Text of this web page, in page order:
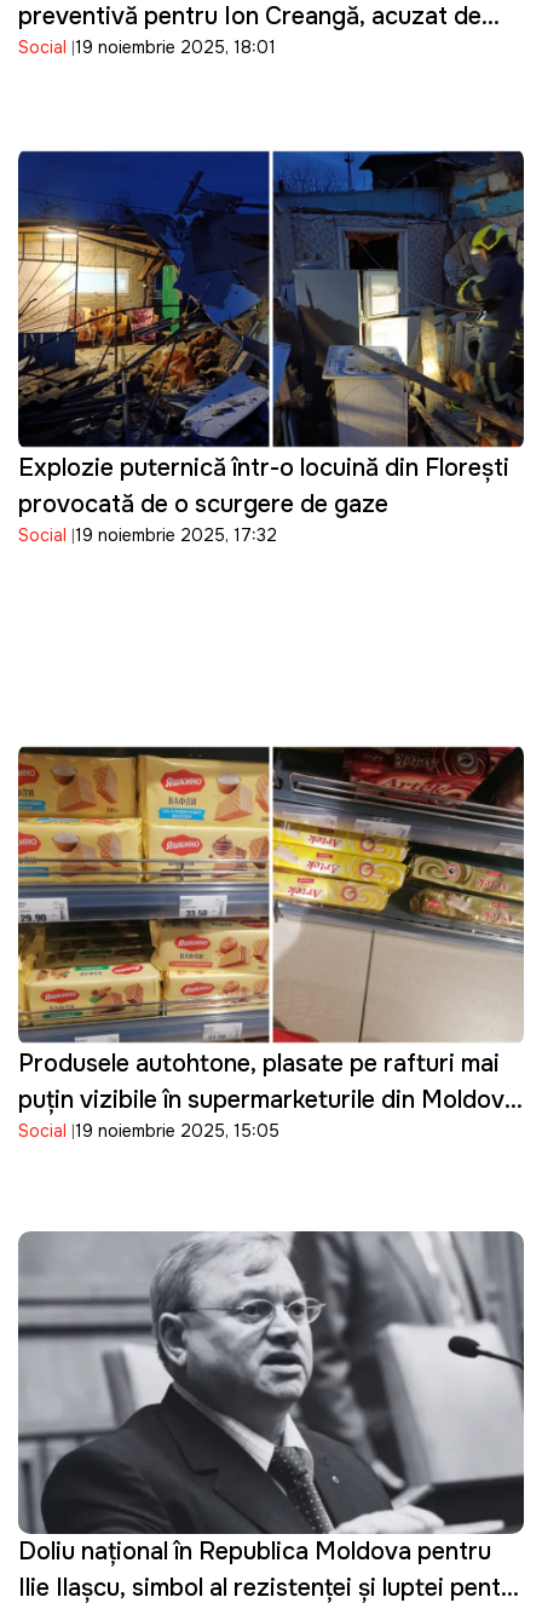
preventivă pentru Ion Creangă, acuzat de
trădare de patrie și complot împotriva
Social 19 noiembrie 2025, 18:01
Explozie puternică într-o locuință din Floreşti
provocată de o scurgere de gaze
Social 19 noiembrie 2025, 17:32
Produsele autohtone, plasate pe rafturi mai
puțin vizibile în supermarketurile din Moldova,
reclamă Slusari: "Denotă atitudinea
Social 19 noiembrie 2025, 15:05
Doliu național în Republica Moldova pentru
Ilie Ilașcu, simbol al rezistenței și luptei pentru